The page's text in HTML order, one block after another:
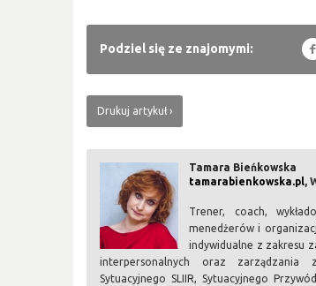
Podziel się ze znajomymi:
Drukuj artykuł
Tamara Bieńkowska
tamarabienkowska.pl,
Trener, coach,
menedżerów i
indywidualne z zakresu
interpersonalnych oraz zarządzania
Sytuacyjnego SLIIR, Sytuacyjnego